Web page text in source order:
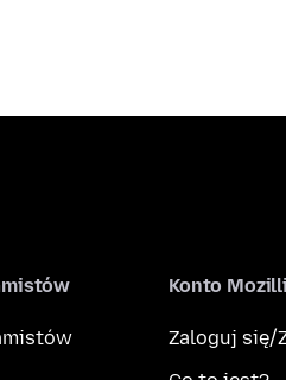
Konto Mozilli
Zaloguj się/